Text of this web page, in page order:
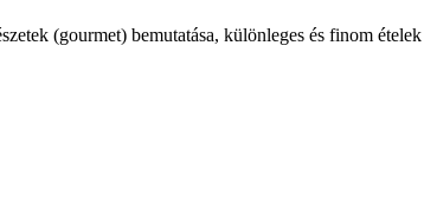
(gourmet) bemutatása, különleges és finom ételek